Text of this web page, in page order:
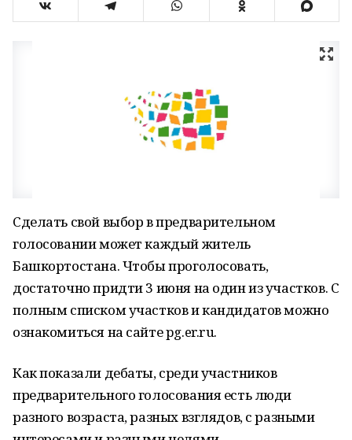
Сделать свой выбор в предварительном
голосовании может каждый житель
Башкортостана. Чтобы проголосовать,
достаточно придти 3 июня на один из участков. С
полным списком участков и кандидатов можно
ознакомиться на сайте pg.er.ru.
Как показали дебаты, среди участников
предварительного голосования есть люди
разного возраста, разных взглядов, с разными